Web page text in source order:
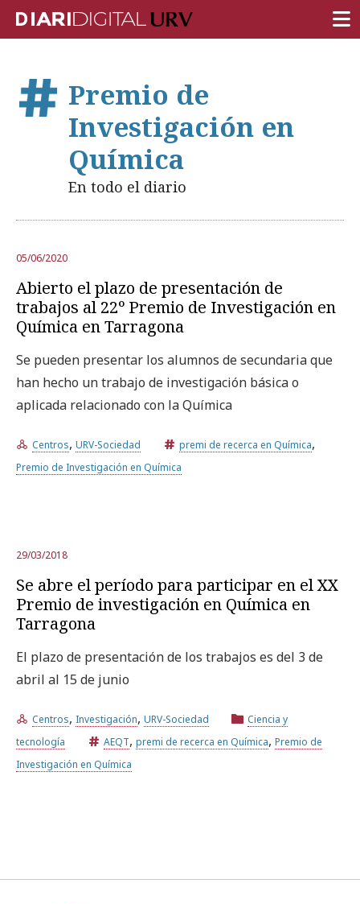
INVESTIGACIÓN
DOCENCIA
INSTITUCIÓN
REPORTAJES
Ámbitos universitarios
Prueba la búsqueda avanzada
Suscríbete a los boletines electrónicos de la URV
Premio de
Investigación en
Química
En todo el diario
05/06/2020
Abierto el plazo de presentación de
trabajos al 22º Premio de Investigación en
Química en Tarragona
Se pueden presentar los alumnos de secundaria que
han hecho un trabajo de investigación básica o
aplicada relacionado con la Química
Centros, URV-Sociedad premi de recerca en Química,
Premio de Investigación en Química
29/03/2018
Se abre el período para participar en el XX
Premio de investigación en Química en
Tarragona
El plazo de presentación de los trabajos es del 3 de
abril al 15 de junio
Centros, Investigación, URV-Sociedad
Ciencia y
tecnología
AEQT, premi de recerca en Química, Premio de
Investigación en Química